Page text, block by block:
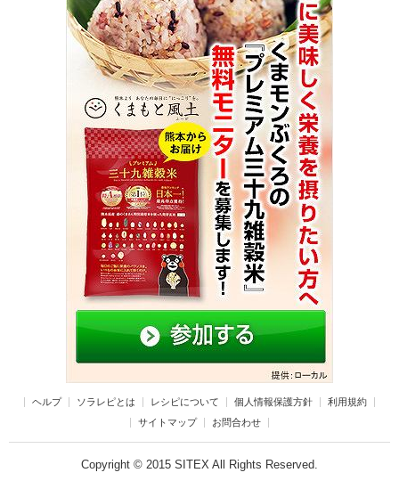
ヘルプ ソラレピとは レシピについて 個人情報保護方針
利用規約
サイトマップ
お問合わせ
Copyright © 2015 SITEX All Rights Reserved.